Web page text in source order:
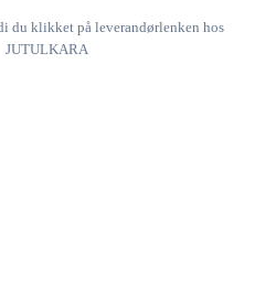
du klikket på leverandørlenken hos
JUTULKARA